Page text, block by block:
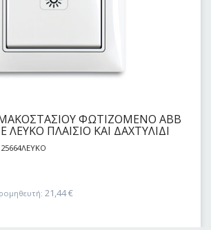
ΦΩΤΙΖΟΜΕΝΟ ABB
ΛΕΥΚΟ ΠΛΑΙΣΙΟ ΚΑΙ ΔΑΧΤΥΛΙΔΙ
21,44€